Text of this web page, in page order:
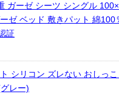
ガーゼ シーツ シングル
ゼ ベッド 敷きパット 綿
証
シリコン ズレない おしっ
レー)